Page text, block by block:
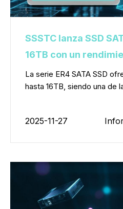
SSSTC lanza SSD
16TB con un
revolucionario
La serie ER4 SATA SSD
hasta 16TB, siendo una de
2025-11-27